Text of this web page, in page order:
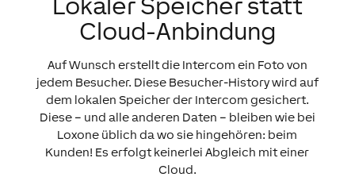
Lokaler Speicher statt
Cloud-Anbindung
Auf Wunsch erstellt die Intercom ein Foto von
jedem Besucher. Diese Besucher-History wird auf
dem lokalen Speicher der Intercom gesichert.
Diese – und alle anderen Daten – bleiben wie bei
Loxone üblich da wo sie hingehören: beim
Kunden! Es erfolgt keinerlei Abgleich mit einer
Cloud.